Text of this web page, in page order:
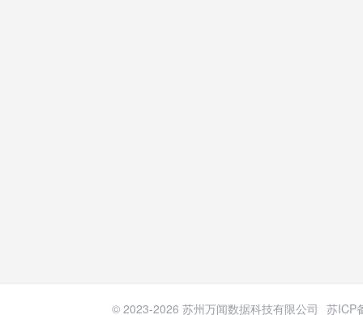
© 2023-2026 苏州万闻数据科技有限公司 苏ICP